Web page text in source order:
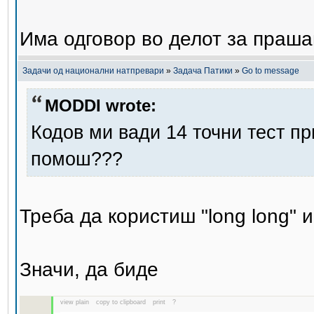
Има одговор во делот за
Задачи од национални натпревари » Задача Патики » Go to message
MODDI wrote:
Кодов ми вади 14 точни тест
помош???
Треба да користиш "long long"
Значи, да биде
view plain copy to clipboard print ?